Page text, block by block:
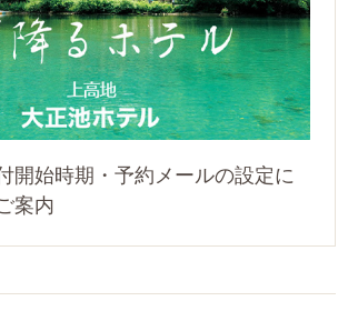
開始時期・予約メールの設定に
案内